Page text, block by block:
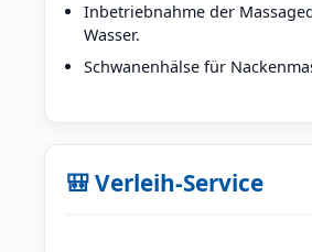
Inbetriebnahme der
Wasser.
Schwanenhälse für
🎒 Verleih-Service